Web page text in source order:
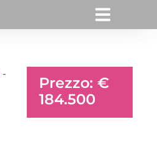
-
Prezzo: €
184.500